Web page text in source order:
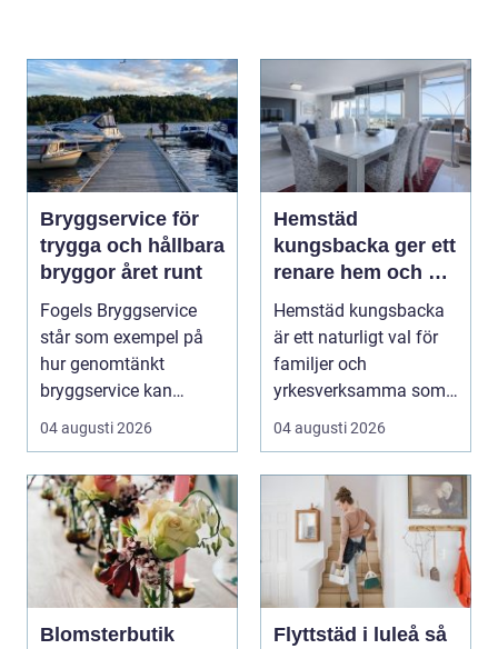
Bryggservice för
trygga och hållbara
bryggor året runt
Fogels Bryggservice
står som exempel på
hur genomtänkt
bryggservice kan
förvan...
04 augusti 2026
Hemstäd
kungsbacka ger ett
renare hem och en
lugnare vardag
Hemstäd kungsbacka
är ett naturligt val för
familjer och
yrkesverksamma som
vill ha ett rent hem
04 augusti 2026
Blomsterbutik
Flyttstäd i luleå så